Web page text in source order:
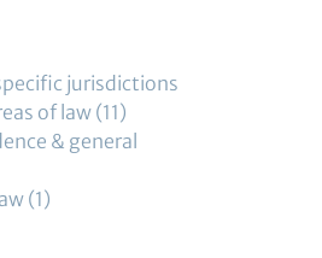
jurisdictions
of law 11
& general
1